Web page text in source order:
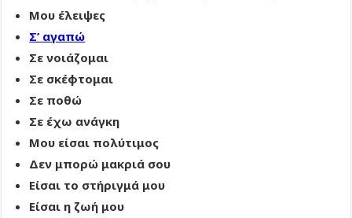
Μου έλειψες
Σ’ αγαπώ
Σε νοιάζομαι
Σε σκέφτομαι
Σε ποθώ
Σε έχω ανάγκη
Μου είσαι πολύτιμος
Δεν μπορώ μακριά σου
Είσαι το στήριγμά μου
Είσαι η ζωή μου